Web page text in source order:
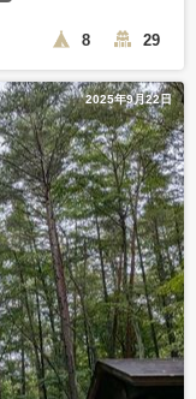
8 29
2025年9月22日